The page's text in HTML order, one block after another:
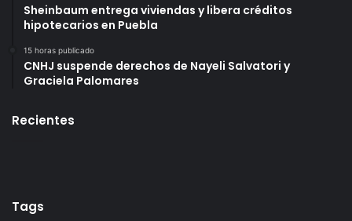
Sheinbaum entrega viviendas y libera créditos
hipotecarios en Puebla
15 horas publicado
CNHJ suspende derechos de Nayeli Salvatori y
Graciela Palomares
Recientes
Tags